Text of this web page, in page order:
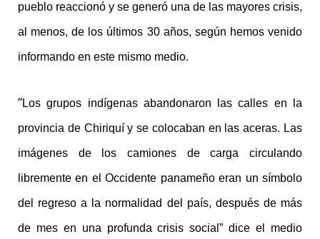
pueblo reaccionó y se generó una de las mayores crisis,
al menos, de los últimos 30 años, según hemos venido
informando en este mismo medio.
“Los grupos indígenas abandonaron las calles en la
provincia de Chiriquí y se colocaban en las aceras. Las
imágenes de los camiones de carga circulando
libremente en el Occidente panameño eran un símbolo
del regreso a la normalidad del país, después de más
de mes en una profunda crisis social” dice el medio